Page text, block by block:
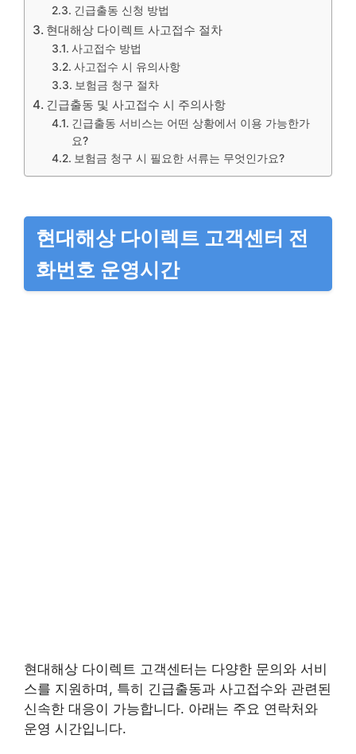
긴급출동 신청 방법
현대해상 다이렉트 사고접수 절차
사고접수 방법
사고접수 시 유의사항
보험금 청구 절차
긴급출동 및 사고접수 시 주의사항
긴급출동 서비스는 어떤 상황에서 이용 가능한가
요?
보험금 청구 시 필요한 서류는 무엇인가요?
현대해상 다이렉트 고객센터 전
화번호 운영시간
현대해상 다이렉트 고객센터는 다양한 문의와 서비
스를 지원하며, 특히 긴급출동과 사고접수와 관련된
신속한 대응이 가능합니다. 아래는 주요 연락처와
운영 시간입니다.